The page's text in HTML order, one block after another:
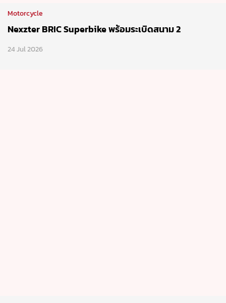
Motorcycle
Nexzter BRIC Superbike พร้อมระเบิดสนาม 2
24 Jul 2026